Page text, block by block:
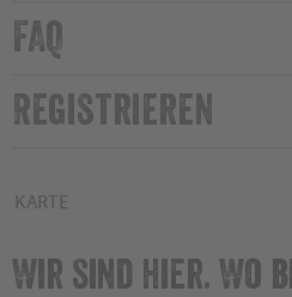
FAQ
Registrieren
KARTE
Wir sind hier. Wo